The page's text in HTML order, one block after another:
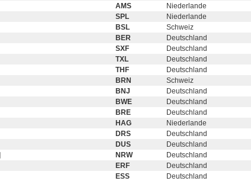
AMS
Niederlande
SPL
Niederlande
BSL
Schweiz
BER
Deutschland
SXF
Deutschland
TXL
Deutschland
THF
Deutschland
BRN
Schweiz
BNJ
Deutschland
BWE
Deutschland
BRE
Deutschland
HAG
Niederlande
DRS
Deutschland
DUS
Deutschland
NRW
Deutschland
ERF
Deutschland
ESS
Deutschland